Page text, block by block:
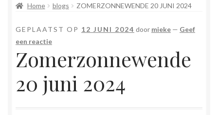
Afrekenen
Algemene voorwaarden
Anders leven in een sterk veranderende tijd
Bewust omgaan met hoog gevoeligheid
Blogs
Home blogs ZOMERZONNEWENDE 20 JUNI 2024
GEPLAATST OP 12 JUNI 2024 door mieke — Geef
een reactie
Zomerzonnewende
20 juni 2024